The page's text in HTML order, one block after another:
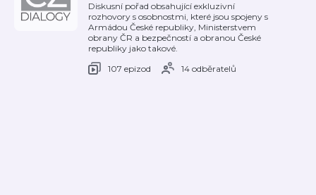
Diskusní pořad obsahující exkluzivní
rozhovory s osobnostmi, které jsou spojeny s
Armádou České republiky, Ministerstvem
obrany ČR a bezpečností a obranou České
republiky jako takové.
107 epizod
14 odběratelů